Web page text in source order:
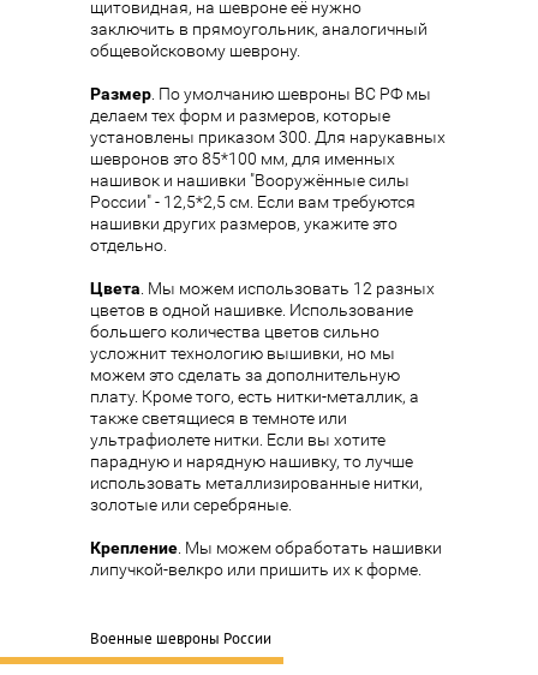
щитовидная, на шевроне её нужно
заключить в прямоугольник, аналогичный
общевойсковому шеврону.
Размер. По умолчанию шевроны ВС РФ мы
делаем тех форм и размеров, которые
установлены приказом 300. Для нарукавных
шевронов это 85*100 мм, для именных
нашивок и нашивки "Вооружённые силы
России" - 12,5*2,5 см. Если вам требуются
нашивки других размеров, укажите это
отдельно.
Цвета . Мы можем использовать 12 разных
цветов в одной нашивке. Использование
большего количества цветов сильно
усложнит технологию вышивки, но мы
можем это сделать за дополнительную
плату. Кроме того, есть нитки-металлик, а
также светящиеся в темноте или
ультрафиолете нитки. Если вы хотите
парадную и нарядную нашивку, то лучше
использовать металлизированные нитки,
золотые или серебряные.
Крепление. Мы можем обработать нашивки
липучкой-велкро или пришить их к форме.
Военные шевроны России